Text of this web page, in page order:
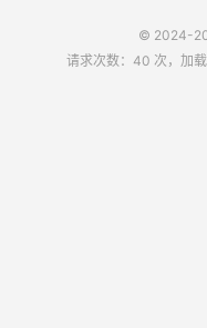
© 2024-
请求次数：40 次，加